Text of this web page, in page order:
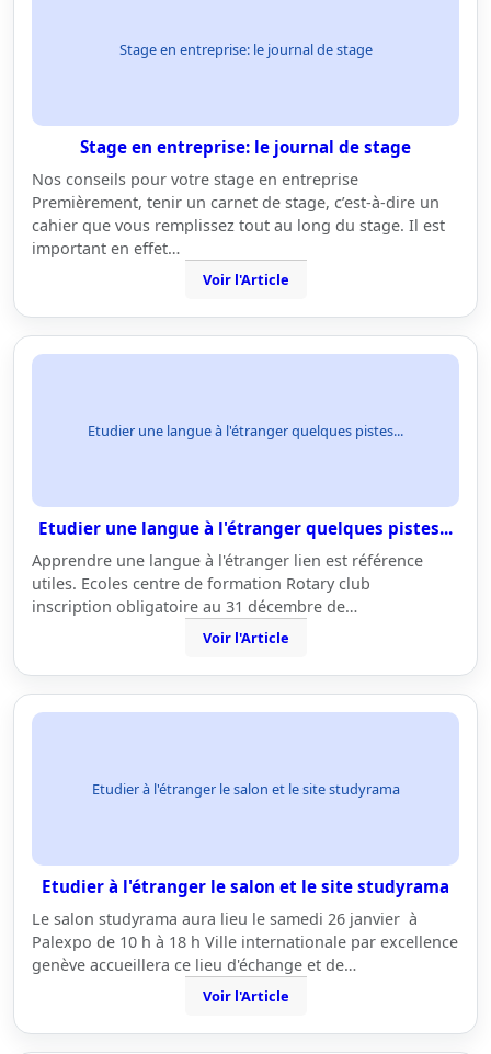
Stage en entreprise: le journal de stage
Stage en entreprise: le journal de stage
Nos conseils pour votre stage en entreprise
Premièrement, tenir un carnet de stage, c’est-à-dire un
cahier que vous remplissez tout au long du stage. Il est
important en effet…
Voir l'Article
Etudier une langue à l'étranger quelques pistes...
Etudier une langue à l'étranger quelques pistes...
Apprendre une langue à l'étranger lien est référence
utiles. Ecoles centre de formation Rotary club
inscription obligatoire au 31 décembre de…
Voir l'Article
Etudier à l'étranger le salon et le site studyrama
Etudier à l'étranger le salon et le site studyrama
Le salon studyrama aura lieu le samedi 26 janvier à
Palexpo de 10 h à 18 h Ville internationale par excellence
genève accueillera ce lieu d'échange et de…
Voir l'Article